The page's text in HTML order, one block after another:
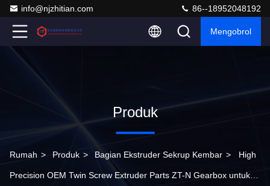
info@njzhitian.com 86--18952048192
Mengobrol
Produk
Rumah > Produk > Bagian Ekstruder Sekrup Kembar > High
Precision OEM Twin Screw Extruder Parts ZT-N Gearbox untuk